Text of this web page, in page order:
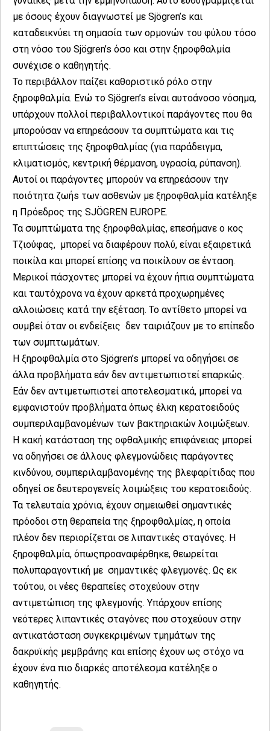
με όσους έχουν διαγνωστεί με Sjögren’s και
καταδεικνύει τη σημασία των ορμονών του φύλου τόσο
στη νόσο του Sjögren’s όσο και στην ξηροφθαλμία
συνέχισε ο καθηγητής.
Το περιβάλλον παίζει καθοριστικό ρόλο στην
ξηροφθαλμία. Ενώ το Sjögren’s είναι αυτοάνοσο νόσημα,
υπάρχουν πολλοί περιβαλλοντικοί παράγοντες που θα
μπορούσαν να επηρεάσουν τα συμπτώματα και τις
επιπτώσεις της ξηροφθαλμίας (για παράδειγμα,
κλιματισμός, κεντρική θέρμανση, υγρασία, ρύπανση).
Αυτοί οι παράγοντες μπορούν να επηρεάσουν την
ποιότητα ζωήs των ασθενών με ξηροφθαλμία κατέληξε
η Πρόεδρος της SJÖGREN EUROPE.
Τα συμπτώματα της ξηροφθαλμίας, επεσήμανε ο κος
Τζιούφας, μπορεί να διαφέρουν πολύ, είναι εξαιρετικά
ποικίλα και μπορεί επίσης να ποικίλουν σε ένταση.
Μερικοί πάσχοντες μπορεί να έχουν ήπια συμπτώματα
και ταυτόχρονα να έχουν αρκετά προχωρημένες
αλλοιώσεις κατά την εξέταση. Το αντίθετο μπορεί να
συμβεί όταν οι ενδείξεις δεν ταιριάζουν με το επίπεδο
των συμπτωμάτων.
Η ξηροφθαλμία στο Sjögren’s μπορεί να οδηγήσει σε
άλλα προβλήματα εάν δεν αντιμετωπιστεί επαρκώς.
Εάν δεν αντιμετωπιστεί αποτελεσματικά, μπορεί να
εμφανιστούν προβλήματα όπως έλκη κερατοειδούς
συμπεριλαμβανομένων των βακτηριακών λοιμώξεων.
Η κακή κατάσταση της οφθαλμικής επιφάνειας μπορεί
να οδηγήσει σε άλλους φλεγμονώδεις παράγοντες
κινδύνου, συμπεριλαμβανομένης της βλεφαρίτιδας που
οδηγεί σε δευτερογενείς λοιμώξεις του κερατοειδούς.
Τα τελευταία χρόνια, έχουν σημειωθεί σημαντικές
πρόοδοι στη θεραπεία της ξηροφθαλμίας, η οποία
πλέον δεν περιορίζεται σε λιπαντικές σταγόνες. Η
ξηροφθαλμία, όπωςπροαναφέρθηκε, θεωρείται
πολυπαραγοντική με σημαντικές φλεγμονές. Ως εκ
τούτου, οι νέες θεραπείες στοχεύουν στην
αντιμετώπιση της φλεγμονής. Υπάρχουν επίσης
νεότερες λιπαντικές σταγόνες που στοχεύουν στην
αντικατάσταση συγκεκριμένων τμημάτων της
δακρυϊκής μεμβράνης και επίσης έχουν ως στόχο να
έχουν ένα πιο διαρκές αποτέλεσμα κατέληξε ο
καθηγητής.